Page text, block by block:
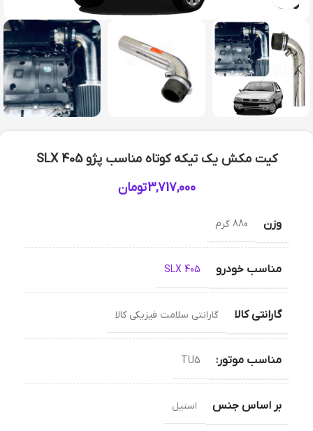
کيت مکش يک تيکه کوتاه مناسب پژو 405 SLX
3,717,000تومان
وزن 880 گرم
مناسب خودرو 405 SLX
گارانتی کالا گارانتی سلامت فیزیکی کالا
مناسب موتور: TU5
بر اساس جنس استیل